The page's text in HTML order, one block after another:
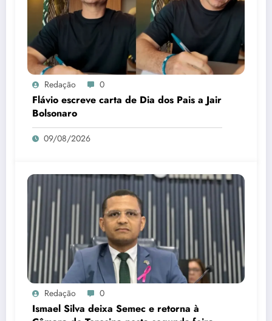
Redação 0
Flávio escreve carta de Dia dos Pais a Jair
Bolsonaro
09/08/2026
Redação 0
Ismael Silva deixa Semec e retorna à